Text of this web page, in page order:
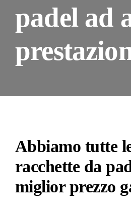
padel ad
Abbiamo tutte
racchette da
miglior prezzo